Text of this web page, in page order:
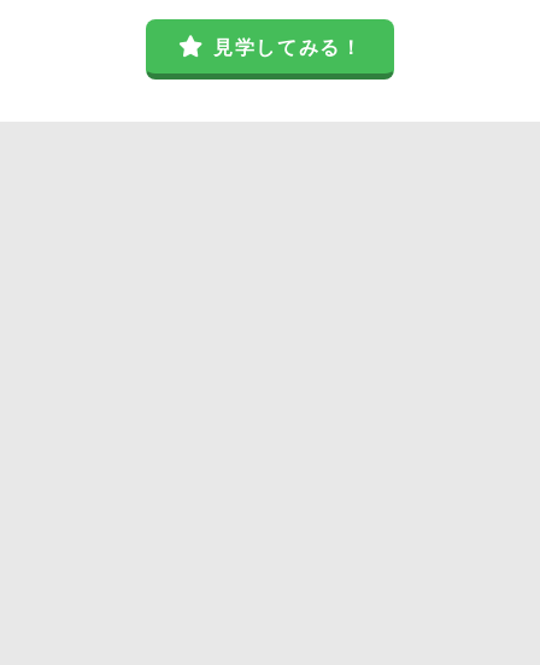
見学してみる！